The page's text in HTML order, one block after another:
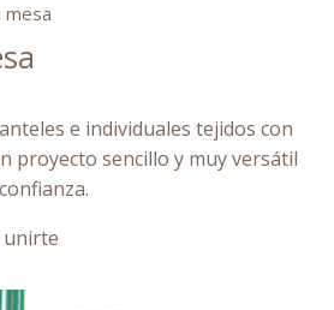
mesa
e individuales tejidos con
proyecto sencillo y muy versátil
unirte